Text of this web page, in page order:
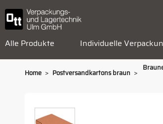
Alle Produkte
Individuelle
Home > Postversandkartons braun >